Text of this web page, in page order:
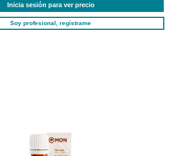
Inicia sesión para ver precio
Soy profesional, regístrame